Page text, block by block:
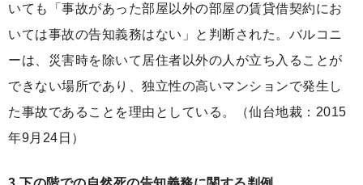
いても「事故があった部屋以外の部屋の賃貸借契約にお
いては事故の告知義務はない」と判断された。バルコニ
ーは、災害時を除いて居住者以外の人が立ち入ることが
できない場所であり、独立性の高いマンションで発生し
た事故であることを理由としている。（仙台地裁：2015
年9月24日）